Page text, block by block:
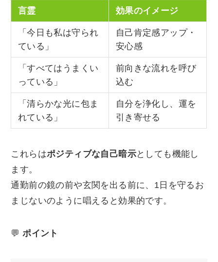
言霊 効果のイメージ
「今日も私は守られ
ている」
自己肯定感アップ・
安心感
「すべてはうまくい
っている」
前向きな流れを呼び
込む
「清らかな光に包ま
れている」
自分を浄化し、運を
引き寄せる
これらはポジティブな自己暗示としても機能し
ます。
通勤前の鏡の前や玄関を出る前に、1日を守るお
まじないのように唱えると効果的です。
💬ポイント